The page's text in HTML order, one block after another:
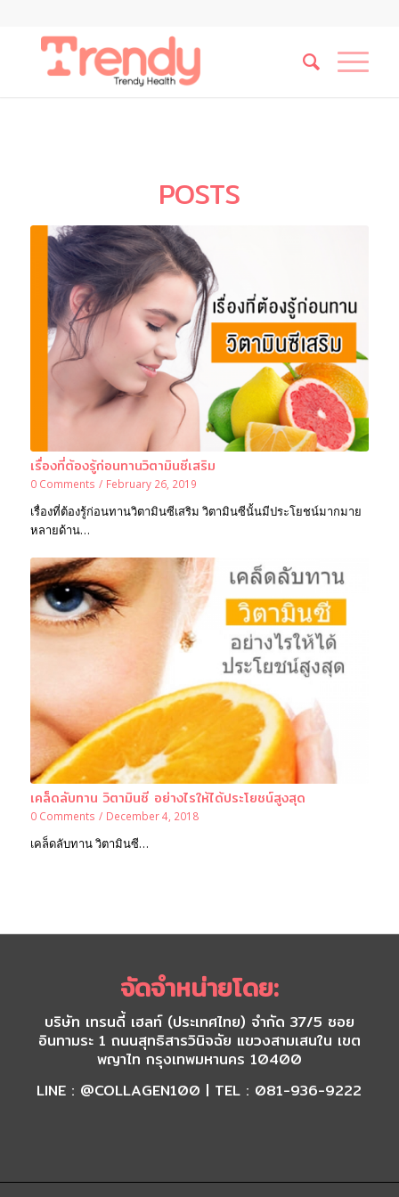
POSTS
เรื่องที่ต้องรู้ก่อนทานวิตามินซีเสริม
0 Comments / February 26, 2019
เรื่องที่ต้องรู้ก่อนทานวิตามินซีเสริม วิตามินซีนั้นมีประโยชน์มากมาย
หลายด้าน…
เคล็ดลับทาน วิตามินซี อย่างไรให้ได้ประโยชน์สูงสุด
0 Comments / December 4, 2018
เคล็ดลับทาน วิตามินซี…
จัดจำหน่ายโดย:
บริษัท เทรนดี้ เฮลท์ (ประเทศไทย) จำกัด 37/5 ซอย
อินทามระ 1 ถนนสุทธิสารวินิจฉัย แขวงสามเสนใน เขต
พญาไท กรุงเทพมหานคร 10400
LINE : @COLLAGEN100 | TEL : 081-936-9222